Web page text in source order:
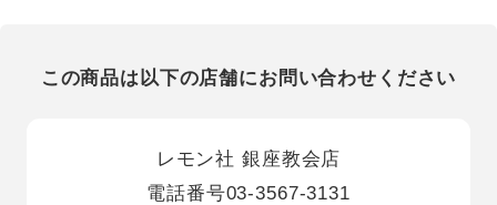
この商品は以下の店舗にお問い合わせください
レモン社 銀座教会店
電話番号03-3567-3131